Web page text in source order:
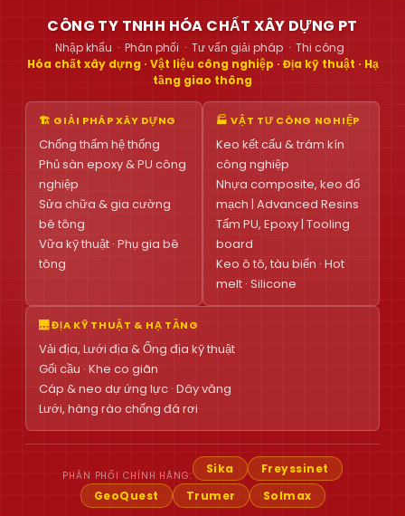
CÔNG TY TNHH HÓA CHẤT XÂY DỰNG PT
Nhập khẩu · Phân phối · Tư vấn giải pháp · Thi công
Hóa chất xây dựng · Vật liệu công nghiệp · Địa kỹ thuật · Hạ
tầng giao thông
🏗 GIẢI PHÁP XÂY DỰNG
Chống thấm hệ thống
Phủ sàn epoxy & PU công
nghiệp
Sửa chữa & gia cường
bê tông
Vữa kỹ thuật · Phụ gia bê
tông
🏭 VẬT TƯ CÔNG NGHIỆP
Keo kết cấu & trám kín
công nghiệp
Nhựa composite, keo đổ
mạch | Advanced Resins
Tấm PU, Epoxy | Tooling
board
Keo ô tô, tàu biển · Hot
melt · Silicone
🌉 ĐỊA KỸ THUẬT & HẠ TẦNG
Vải địa, Lưới địa & Ống địa kỹ thuật
Gối cầu · Khe co giãn
Cáp & neo dự ứng lực · Dây văng
Lưới, hàng rào chống đá rơi
PHÂN PHỐI CHÍNH HÃNG: Sika
Freyssinet
GeoQuest
Trumer Solmax